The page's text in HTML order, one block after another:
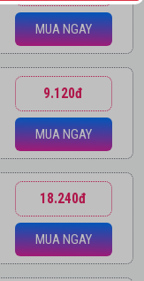
MUA NGAY
9.120đ
MUA NGAY
18.240đ
MUA NGAY